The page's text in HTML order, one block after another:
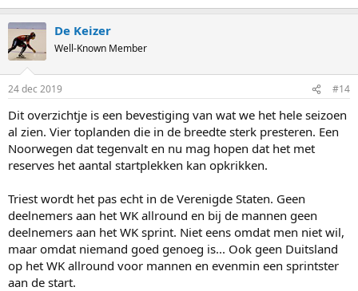
De Keizer
Well-Known Member
24 dec 2019 #14
Dit overzichtje is een bevestiging van wat we het hele seizoen
al zien. Vier toplanden die in de breedte sterk presteren. Een
Noorwegen dat tegenvalt en nu mag hopen dat het met
reserves het aantal startplekken kan opkrikken.
Triest wordt het pas echt in de Verenigde Staten. Geen
deelnemers aan het WK allround en bij de mannen geen
deelnemers aan het WK sprint. Niet eens omdat men niet wil,
maar omdat niemand goed genoeg is... Ook geen Duitsland
op het WK allround voor mannen en evenmin een sprintster
aan de start.